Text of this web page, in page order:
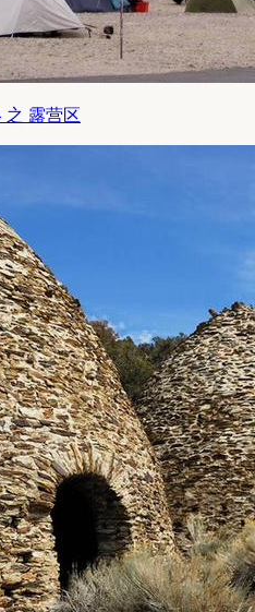
之 露营区